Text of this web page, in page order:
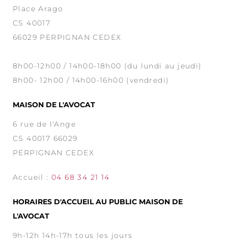
Place Arago
CS 40017
66029 PERPIGNAN CEDEX
8h00-12h00 / 14h00-18h00 (du lundi au jeudi)
8h00- 12h00 / 14h00-16h00 (vendredi)
MAISON DE L'AVOCAT
6 rue de l'Ange
CS 40017 66029
PERPIGNAN CEDEX
Accueil :04 68 34 21 14
HORAIRES D'ACCUEIL AU PUBLIC MAISON DE
L'AVOCAT
9h-12h 14h-17h tous les jours